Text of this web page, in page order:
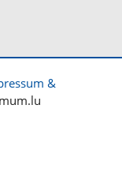
&
mum.lu